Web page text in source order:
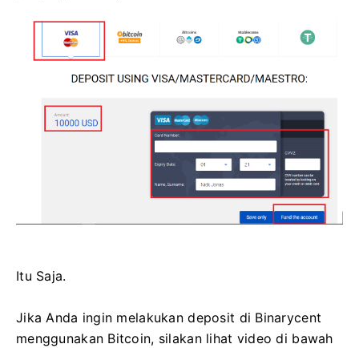
Itu Saja.
Jika Anda ingin melakukan deposit di Binarycent
menggunakan Bitcoin, silakan lihat video di bawah